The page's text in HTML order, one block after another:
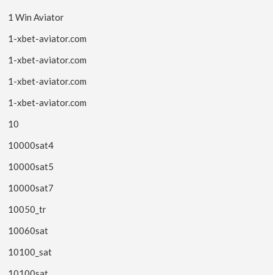
1 Win Aviator
1-xbet-aviator.com
1-xbet-aviator.com
1-xbet-aviator.com
1-xbet-aviator.com
10
10000sat4
10000sat5
10000sat7
10050_tr
10060sat
10100_sat